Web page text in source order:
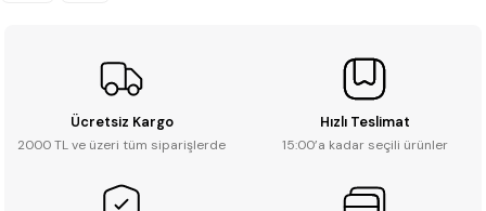
Ücretsiz Kargo
2000 TL ve üzeri tüm siparişlerde
Hızlı Teslimat
15:00’a kadar seçili ürünler